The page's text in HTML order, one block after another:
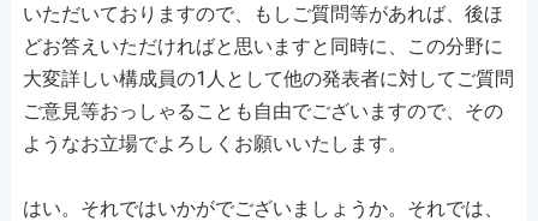
いただいておりますので、もしご質問等があれば、後ほ
どお答えいただければと思いますと同時に、この分野に
大変詳しい構成員の1人として他の発表者に対してご質問
ご意見等おっしゃることも自由でございますので、その
ようなお立場でよろしくお願いいたします。
はい。それではいかがでございましょうか。それでは、